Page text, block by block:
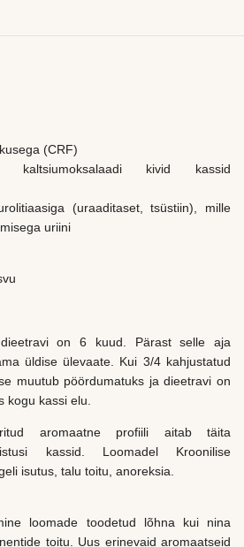
(CRF)
kaltsiumoksalaadi kivid kassid
(uraaditaset, tsüstiin), mille
uriini
dieetravi on 6 kuud. Pärast selle aja
üldise ülevaate. Kui 3/4 kahjustatud
muutub pöördumatuks ja dieetravi on
kogu kassi elu.
aromaatne profiili aitab täita
kassid. Loomadel Kroonilise
isutus, talu toitu, anoreksia.
loomade toodetud lõhna kui nina
toitu. Uus erinevaid aromaatseid